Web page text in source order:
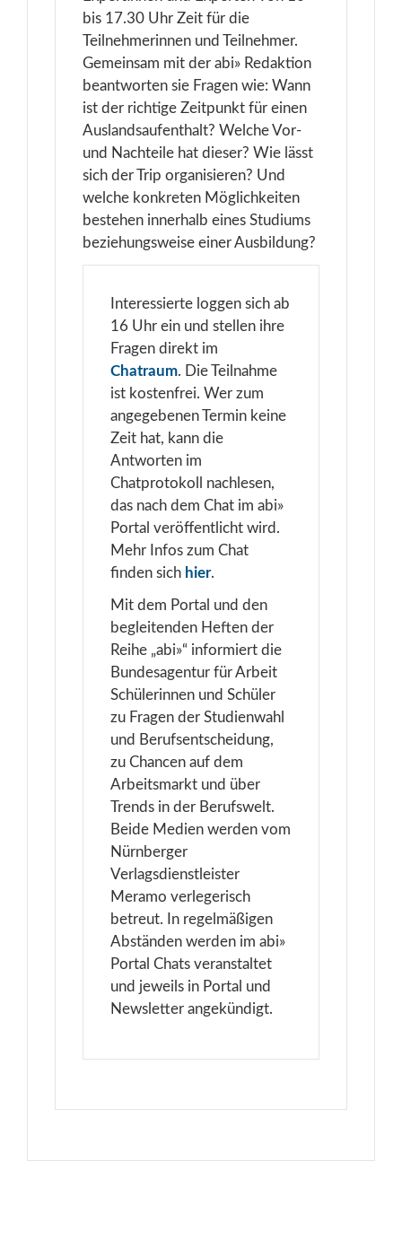
bis 17.30 Uhr Zeit für die
Teilnehmerinnen und Teilnehmer.
Gemeinsam mit der abi» Redaktion
beantworten sie Fragen wie: Wann
ist der richtige Zeitpunkt für einen
Auslandsaufenthalt? Welche Vor-
und Nachteile hat dieser? Wie lässt
sich der Trip organisieren? Und
welche konkreten Möglichkeiten
bestehen innerhalb eines Studiums
beziehungsweise einer Ausbildung?
Interessierte loggen sich ab
16 Uhr ein und stellen ihre
Fragen direkt im
Chatraum. Die Teilnahme
ist kostenfrei. Wer zum
angegebenen Termin keine
Zeit hat, kann die
Antworten im
Chatprotokoll nachlesen,
das nach dem Chat im abi»
Portal veröffentlicht wird.
Mehr Infos zum Chat
finden sich hier.
Mit dem Portal und den
begleitenden Heften der
Reihe „abi»“ informiert die
Bundesagentur für Arbeit
Schülerinnen und Schüler
zu Fragen der Studienwahl
und Berufsentscheidung,
zu Chancen auf dem
Arbeitsmarkt und über
Trends in der Berufswelt.
Beide Medien werden vom
Nürnberger
Verlagsdienstleister
Meramo verlegerisch
betreut. In regelmäßigen
Abständen werden im abi»
Portal Chats veranstaltet
und jeweils in Portal und
Newsletter angekündigt.